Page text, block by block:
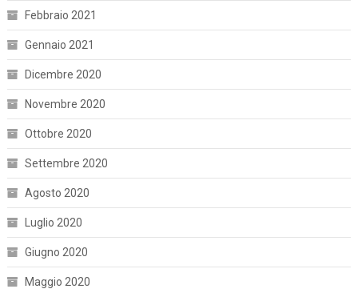
Febbraio 2021
Gennaio 2021
Dicembre 2020
Novembre 2020
Ottobre 2020
Settembre 2020
Agosto 2020
Luglio 2020
Giugno 2020
Maggio 2020